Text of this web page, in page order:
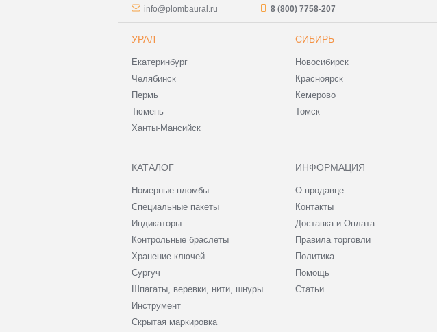
info@plombaural.ru 8 (800) 7758-207
УРАЛ
Екатеринбург
Челябинск
Пермь
Тюмень
Ханты-Мансийск
СИБИРЬ
Новосибирск
Красноярск
Кемерово
Томск
КАТАЛОГ
Номерные пломбы
Специальные пакеты
Индикаторы
Контрольные браслеты
Хранение ключей
Сургуч
Шпагаты, веревки, нити, шнуры.
Инструмент
Скрытая маркировка
ИНФОРМАЦИЯ
О продавце
Контакты
Доставка и Оплата
Правила торговли
Политика
Помощь
Статьи